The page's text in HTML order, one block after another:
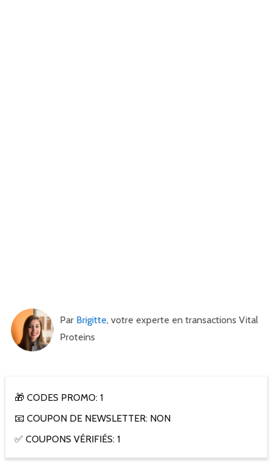
Par Brigitte, votre experte en transactions Vital
Proteins
🎁 CODES PROMO: 1
📧 COUPON DE NEWSLETTER: NON
✅ COUPONS VÉRIFIÉS: 1